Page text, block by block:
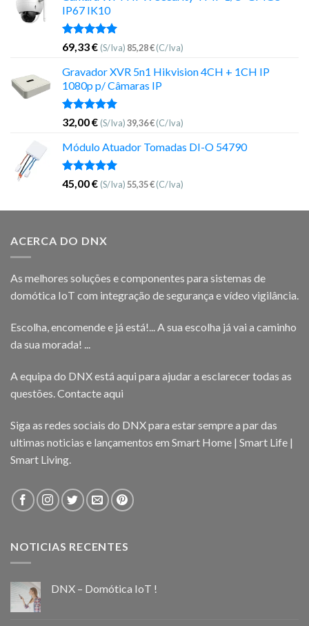
IP67 IK10
Avaliação
5.00
de 5
69,33€ (S/Iva) 85,28€(C/Iva)
Gravador XVR 5n1 Hikvision 4CH + 1CH IP
1080p p/ Câmaras IP
Avaliação
5.00
de 5
32,00€ (S/Iva)39,36€(C/Iva)
Módulo Atuador Tomadas DI-O 54790
Avaliação
5.00
de 5
45,00€ (S/Iva)55,35€(C/Iva)
ACERCA DO DNX
As melhores soluções e componentes para sistemas de
domótica IoT com integração de segurança e vídeo vigilância.
Escolha, encomende e já está!... A sua escolha já vai a caminho
da sua morada! ...
A equipa do DNX está aqui para ajudar a esclarecer todas as
questões. Contacte aqui
Siga as redes sociais do DNX para estar sempre a par das
ultimas noticias e lançamentos em Smart Home | Smart Life |
Smart Living.
NOTICIAS RECENTES
DNX – Domótica IoT !